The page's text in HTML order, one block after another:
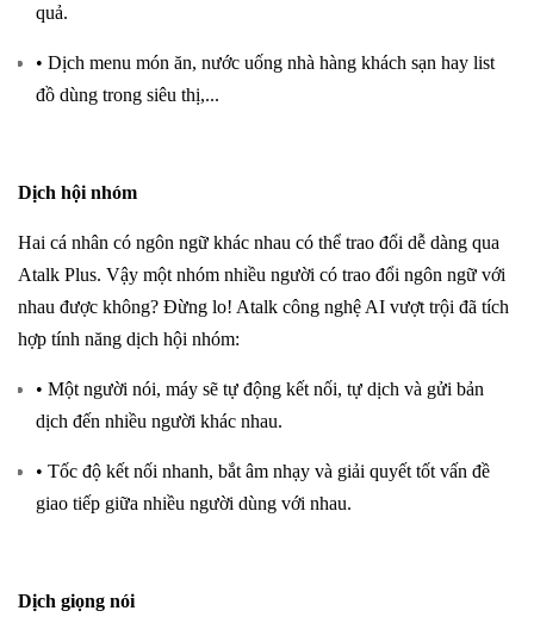
quả.
• Dịch menu món ăn, nước uống nhà hàng khách sạn hay list
đồ dùng trong siêu thị,...
Dịch hội nhóm
Hai cá nhân có ngôn ngữ khác nhau có thể trao đổi dễ dàng qua
Atalk Plus. Vậy một nhóm nhiều người có trao đổi ngôn ngữ với
nhau được không? Đừng lo! Atalk công nghệ AI vượt trội đã tích
hợp tính năng dịch hội nhóm:
• Một người nói, máy sẽ tự động kết nối, tự dịch và gửi bản
dịch đến nhiều người khác nhau.
• Tốc độ kết nối nhanh, bắt âm nhạy và giải quyết tốt vấn đề
giao tiếp giữa nhiều người dùng với nhau.
Dịch giọng nói